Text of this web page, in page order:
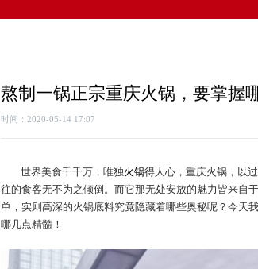
熬制一锅正宗重庆火锅，要掌握
时间：2020-05-14 17:07
世界美食千千万，唯独火锅得人心，重庆火锅，以
往的食客无不为之倾倒。而它那无处安放的魅力皆来自
单，实则高深的火锅底料究竟隐藏着哪些奥秘呢？今天
哪几点精髓！